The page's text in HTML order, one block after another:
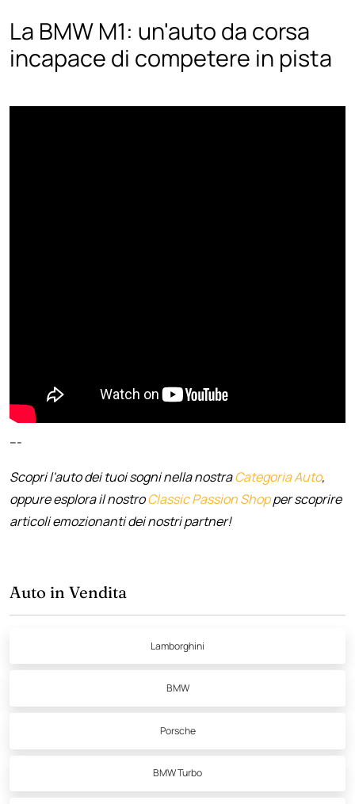
La BMW M1: un'auto da corsa
incapace di competere in pista
---
Scopri l'auto dei tuoi sogni nella nostraCategoria Auto,
oppure esplora il nostroClassic Passion Shopper scoprire
articoli emozionanti dei nostri partner!
Auto in Vendita
Lamborghini
BMW
Porsche
BMW Turbo